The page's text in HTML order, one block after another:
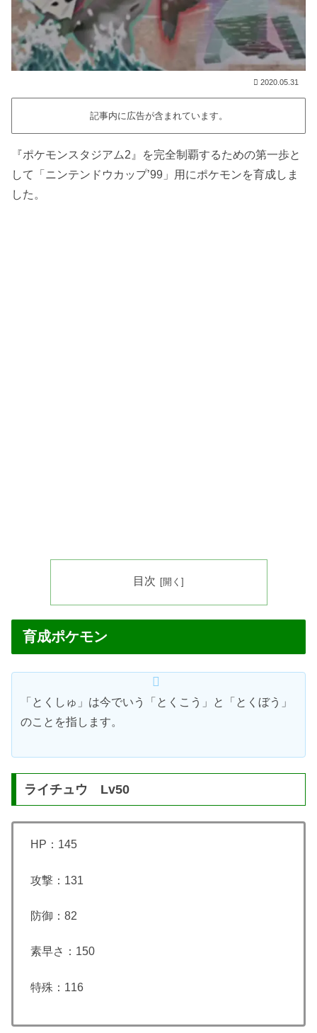
2020.05.31
記事内に広告が含まれています。
『ポケモンスタジアム2』を完全制覇するための第一歩と
して「ニンテンドウカップ’99」用にポケモンを育成しま
した。
目次
育成ポケモン
「とくしゅ」は今でいう「とくこう」と「とくぼう」
のことを指します。
ライチュウ Lv50
HP：145
攻撃：131
防御：82
素早さ：150
特殊：116